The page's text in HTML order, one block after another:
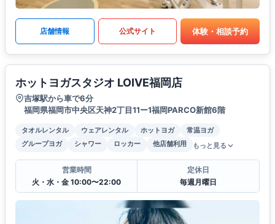
店舗情報 公式サイト 体験・相談予約
ホットヨガスタジオ LOIVE福岡店
吉塚駅から車で6分
福岡県福岡市中央区天神2丁目11ー1福岡PARCO新館6階
タオルレンタル ウェアレンタル ホットヨガ
常温ヨガ
グループヨガ
シャワー ロッカー 他店舗利用 もっと見る
営業時間
火・水・金 10:00〜22:00
定休日
毎週月曜日